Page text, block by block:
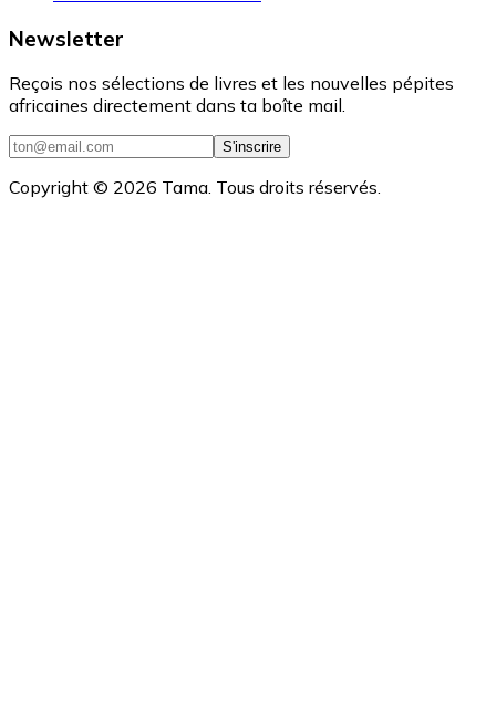
Newsletter
Reçois nos sélections de livres et les nouvelles pépites
africaines directement dans ta boîte mail.
S'inscrire
Copyright © 2026 Tama. Tous droits réservés.